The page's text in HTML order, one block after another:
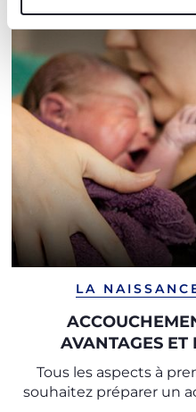
LA
AVANTAGES
Tous les aspects à
souhaitez préparer un